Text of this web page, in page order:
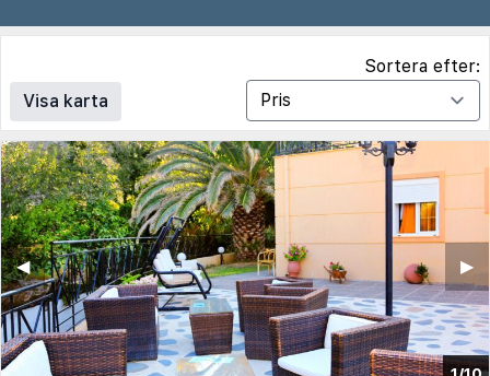
Visa karta
Sortera efter:
▶︎
◀︎